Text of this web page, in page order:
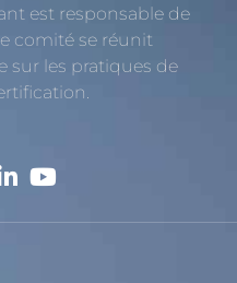
est responsable de
comité se réunit
sur les pratiques de